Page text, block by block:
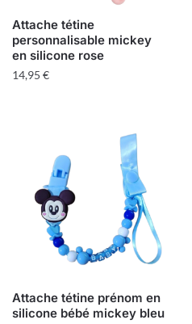
Attache tétine
personnalisable mickey
en silicone rose
14,95 €
Attache tétine prénom en
silicone bébé mickey bleu